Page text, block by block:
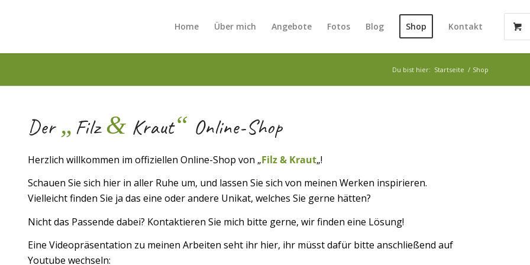
Home Über mich Angebote Fotos Blog Shop Kontakt
Du bist hier: Startseite / Shop
Der „ Filz & Kraut“ Online-Shop
Herzlich willkommen im offiziellen Online-Shop von „Filz & Kraut„!
Schauen Sie sich hier in aller Ruhe um, und lassen Sie sich von meinen Werken inspirieren.
Vielleicht finden Sie ja das eine oder andere Unikat, welches Sie gerne hätten?
Nicht das Passende dabei? Kontaktieren Sie mich bitte gerne, wir finden eine Lösung!
Eine Videopräsentation zu meinen Arbeiten seht ihr hier, ihr müsst dafür bitte anschließend auf
Youtube wechseln: